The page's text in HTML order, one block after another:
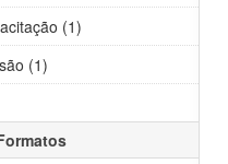
(1)
(1)